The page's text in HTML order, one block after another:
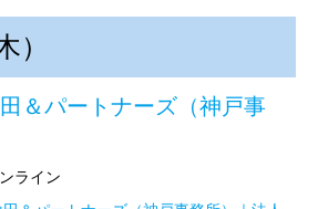
）
＆パートナーズ（神戸事
ライン